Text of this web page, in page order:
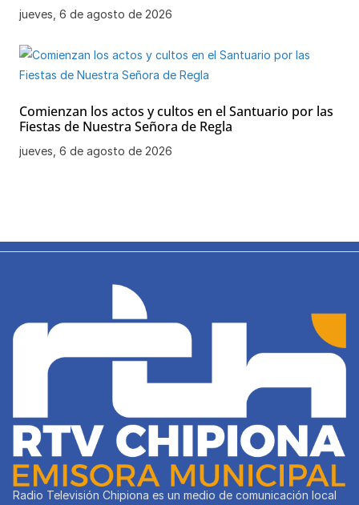
jueves, 6 de agosto de 2026
Comienzan los actos y cultos en el Santuario por las
Fiestas de Nuestra Señora de Regla
jueves, 6 de agosto de 2026
Radio Televisión Chipiona es un medio de comunicación local